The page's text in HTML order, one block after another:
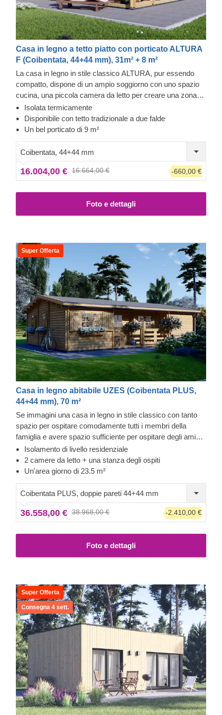
Casa in legno a tetto piatto con porticato ALTURA
F (Coibentata, 44+44 mm), 31m² + 8 m²
La casa in legno in stile classico ALTURA, pur essendo
compatto, dispone di un ampio soggiorno con uno spazio
cucina, una piccola camera da letto per creare una zona
notte separata e uno spazio per un comodo bagno. Grazie
alla sua disposizione a un piano, ALTURA è un'ottima
scelta per famiglie con bambini piccoli o persone anziane.
in famiglia e trascorrere del tempo prezioso insieme
all'aperto.
Isolata termicamente
Disponibile con tetto tradizionale a due falde
Un bel porticato di 9 m²
Coibentata, 44+44 mm
16.004,00 € 16.664,00 € -660,00 €
Foto e dettagli
Super Offerta
Casa in legno abitabile UZES (Coibentata PLUS,
44+44 mm), 70 m²
Se immagini una casa in legno in stile classico con tanto
spazio per ospitare comodamente tutti i membri della
famiglia e avere spazio sufficiente per ospitare degli amici
garantendo la privacy di tutti, stai pensando alla nostra
bella casa in legno UZES. Scopri le meravigliose qualità
del legno naturale e goditi la vita al massimo nella tua
Isolamento di livello residenziale
2 camere da letto + una stanza degli ospiti
Un'area giorno di 23.5 m²
Coibentata PLUS, doppie pareti 44+44 mm
36.558,00 € 38.968,00 € -2.410,00 €
Foto e dettagli
Super Offerta
Consegna 4 sett.